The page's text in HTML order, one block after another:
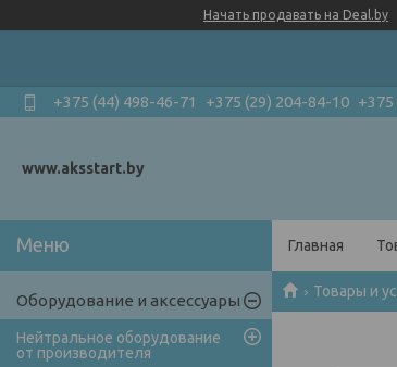
Начать продавать на Deal.by
+375 (44) 498-46-71 +375 (29) 204-84-10 +375
www.aksstart.by
Главная
Товары и
Оборудование и аксессуары
Нейтральное оборудование
от производителя